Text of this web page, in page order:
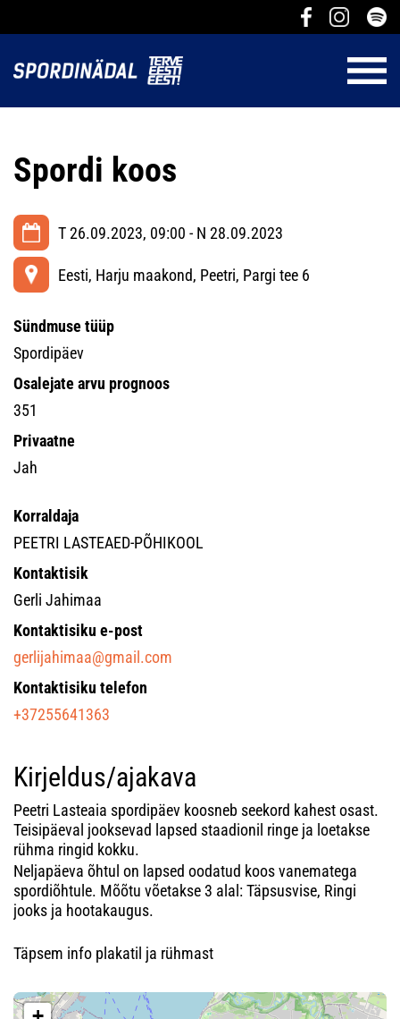
Spordi koos
T 26.09.2023, 09:00 - N 28.09.2023
Eesti, Harju maakond, Peetri, Pargi tee 6
Sündmuse tüüp
Spordipäev
Osalejate arvu prognoos
351
Privaatne
Jah
Korraldaja
PEETRI LASTEAED-PÕHIKOOL
Kontaktisik
Gerli Jahimaa
Kontaktisiku e-post
gerlijahimaa@gmail.com
Kontaktisiku telefon
+37255641363
Kirjeldus/ajakava
Peetri Lasteaia spordipäev koosneb seekord kahest osast.
Teisipäeval jooksevad lapsed staadionil ringe ja loetakse
rühma ringid kokku.
Neljapäeva õhtul on lapsed oodatud koos vanematega
spordiõhtule. Mõõtu võetakse 3 alal: Täpsusvise, Ringi
jooks ja hootakaugus.
Täpsem info plakatil ja rühmast